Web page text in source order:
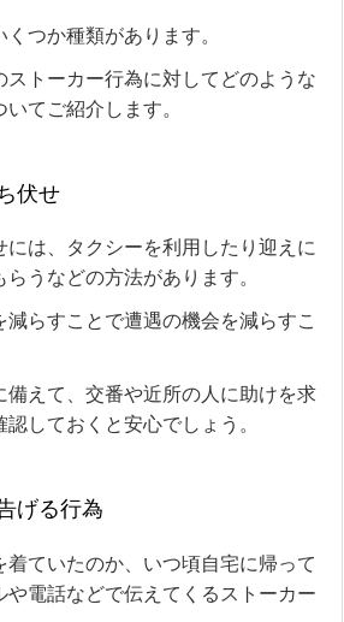
つか種類があります。
ストーカー行為に対してどのような
てご紹介します。
伏せ
は、タクシーを利用したり迎えに
うなどの方法があります。
らすことで遭遇の機会を減らすこ
備えて、交番や近所の人に助けを求
しておくと安心でしょう。
げる行為
ていたのか、いつ頃自宅に帰って
や電話などで伝えてくるストーカー